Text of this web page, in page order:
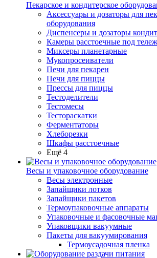
Пекарское и кондитерское
Аксессуары и дозаторы для
оборудования
Диспенсеры и дозаторы
Камеры расстоечные под
Миксеры планетарные
Мукопросеиватели
Печи для пекарен
Печи для пиццы
Прессы для пиццы
Тестоделители
Тестомесы
Тестораскатки
Ферментаторы
Хлеборезки
Шкафы расстоечные
Ещё 4
Весы и упаковочное оборудование
Весы электронные
Запайщики лотков
Запайщики пакетов
Термоупаковочные аппараты
Упаковочные и фасовочные
Упаковщики вакуумные
Пакеты для вакуумирования
Термоусадочная пленка